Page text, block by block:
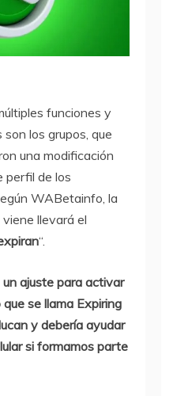
funciones y
los grupos, que
una modificación
perfil de los
WABetainfo, la
llevará el
“.
un ajuste para activar
se llama Expiring
y debería ayudar
si formamos parte